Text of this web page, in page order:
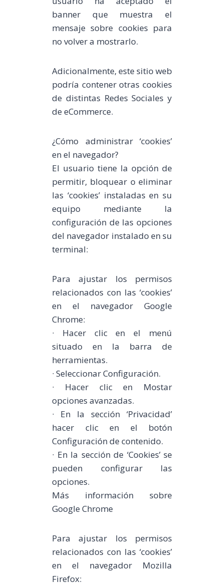
banner que muestra el
mensaje sobre cookies para
no volver a mostrarlo.
Adicionalmente, este sitio web
podría contener otras cookies
de distintas Redes Sociales y
de eCommerce.
¿Cómo administrar ‘cookies’
en el navegador?
El usuario tiene la opción de
permitir, bloquear o eliminar
las ‘cookies’ instaladas en su
equipo mediante la
configuración de las opciones
del navegador instalado en su
terminal:
Para ajustar los permisos
relacionados con las ‘cookies’
en el navegador Google
Chrome:
· Hacer clic en el menú
situado en la barra de
herramientas.
· Seleccionar Configuración.
· Hacer clic en Mostar
opciones avanzadas.
· En la sección ‘Privacidad’
hacer clic en el botón
Configuración de contenido.
· En la sección de ‘Cookies’ se
pueden configurar las
opciones.
Más información sobre
Google Chrome
Para ajustar los permisos
relacionados con las ‘cookies’
en el navegador Mozilla
Firefox: